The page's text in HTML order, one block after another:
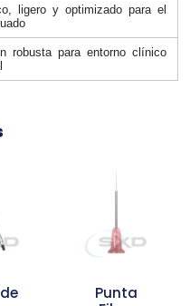
ligero y optimizado para el
robusta para entorno clínico
Punta